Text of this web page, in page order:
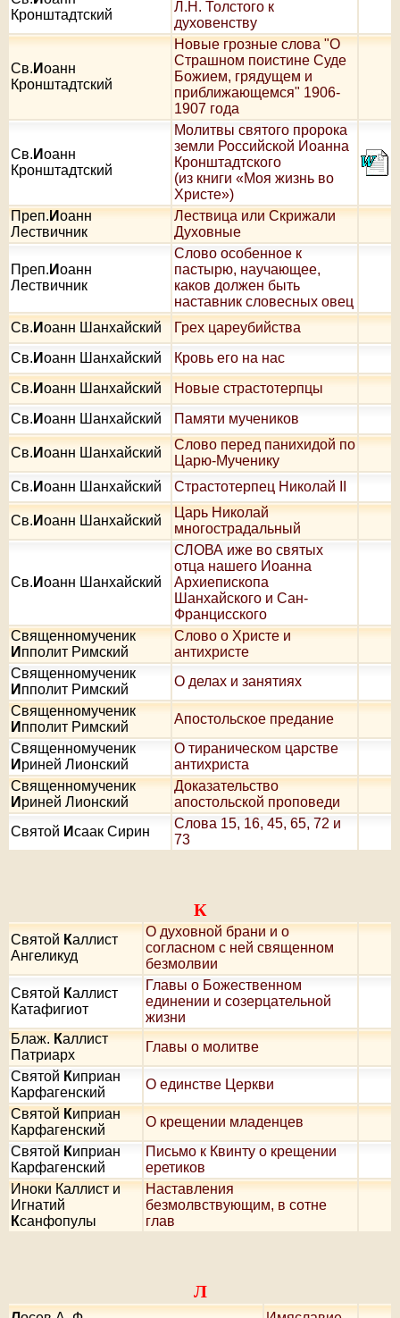
Кронштадтский
Л.Н. Толстого к
духовенству
Св. Иоанн
Кронштадтский
Новые грозные слова "О
Страшном поистине Суде
Божием, грядущем и
приближающемся" 1906-
1907 года
Св. Иоанн
Кронштадтский
Молитвы святого пророка
земли Российской Иоанна
Кронштадтского
(из книги «Моя жизнь во
Христе»)
Преп.Иоанн
Лествичник
Лествица или Скрижали
Духовные
Преп. Иоанн
Лествичник
Слово особенное к
пастырю, научающее,
каков должен быть
наставник словесных овец
Св. Иоанн Шанхайский
Грех цареубийства
Св. Иоанн Шанхайский
Кровь его на нас
Св. Иоанн Шанхайский
Новые страстотерпцы
Св. Иоанн Шанхайский Памяти мучеников
Св. Иоанн Шанхайский
Слово перед панихидой по
Царю-Мученику
Св. Иоанн Шанхайский Страстотерпец Николай II
Св. Иоанн Шанхайский
Царь Николай
многострадальный
Св. Иоанн Шанхайский
СЛОВА иже во святых
отца нашего Иоанна
Архиепископа
Шанхайского и Сан-
Францисского
Священномученик
И пполит Римский
Слово о Христе и
антихристе
Священномученик
И пполит Римский
О делах и занятиях
Священномученик
И пполит Римский
Апостольское предание
Священномученик
И риней Лионский
О тираническом царстве
антихриста
Священномученик
И риней Лионский
Доказательство
апостольской проповеди
Святой Исаак Сирин
Слова 15, 16, 45, 65, 72 и
73
К
Святой Каллист
Ангеликуд
О духовной брани и о
согласном с ней священном
безмолвии
Святой Каллист
Катафигиот
Главы о Божественном
единении и созерцательной
жизни
Блаж.Каллист
Патриарх
Главы о молитве
Святой Киприан
Карфагенский
О единстве Церкви
СвятойКиприан
Карфагенский
О крещении младенцев
Святой Киприан
Карфагенский
Письмо к Квинту о крещении
еретиков
Иноки Каллист и
Игнатий
Ксанфопулы
Наставления
безмолвствующим, в сотне
глав
Л